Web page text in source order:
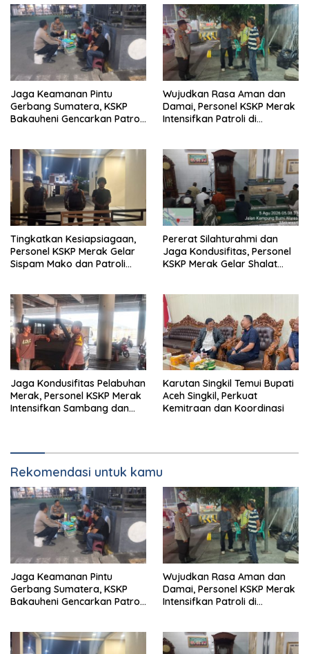
Jaga Keamanan Pintu
Gerbang Sumatera, KSKP
Bakauheni Gencarkan Patroli
Wujudkan Rasa Aman dan
Damai, Personel KSKP Merak
Intensifkan Patroli di
Tingkatkan Kesiapsiagaan,
Personel KSKP Merak Gelar
Sispam Mako dan Patroli
Pererat Silahturahmi dan
Jaga Kondusifitas, Personel
KSKP Merak Gelar Shalat
Jaga Kondusifitas Pelabuhan
Merak, Personel KSKP Merak
Intensifkan Sambang dan
Karutan Singkil Temui Bupati
Aceh Singkil, Perkuat
Kemitraan dan Koordinasi
Rekomendasi untuk kamu
Jaga Keamanan Pintu
Gerbang Sumatera, KSKP
Bakauheni Gencarkan Patroli
Wujudkan Rasa Aman dan
Damai, Personel KSKP Merak
Intensifkan Patroli di